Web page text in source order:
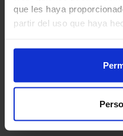
que les haya
partir del uso que haya
profesionales sanitarios,
medicamentos en España.